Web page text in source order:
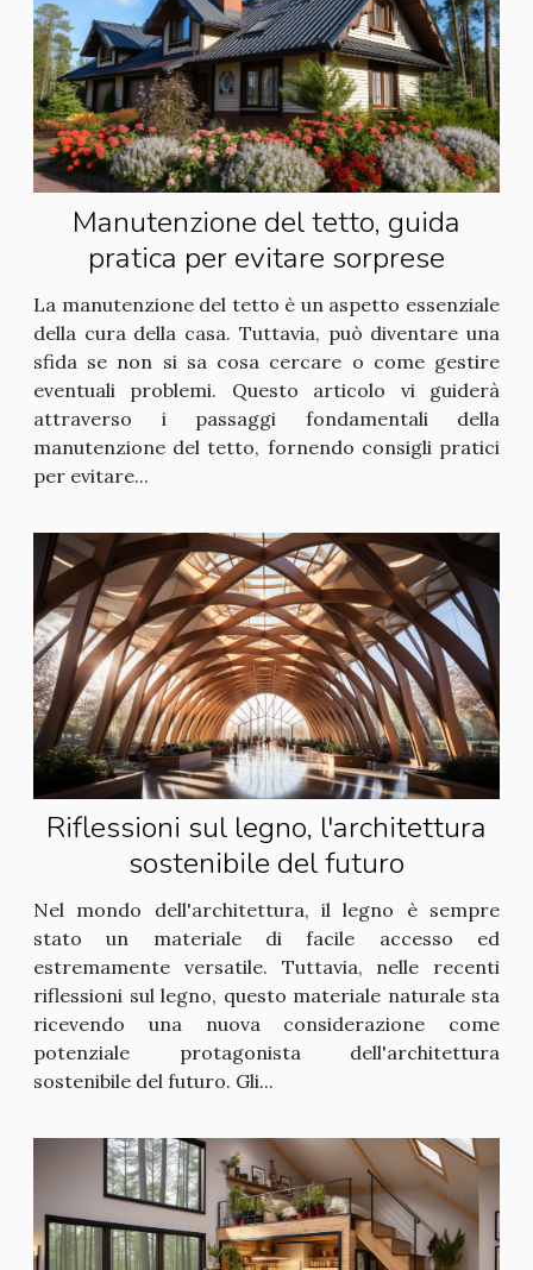
Manutenzione del tetto, guida
pratica per evitare sorprese
La manutenzione del tetto è un aspetto essenziale
della cura della casa. Tuttavia, può diventare una
sfida se non si sa cosa cercare o come gestire
eventuali problemi. Questo articolo vi guiderà
attraverso i passaggi fondamentali della
manutenzione del tetto, fornendo consigli pratici
per evitare...
Riflessioni sul legno, l'architettura
sostenibile del futuro
Nel mondo dell'architettura, il legno è sempre
stato un materiale di facile accesso ed
estremamente versatile. Tuttavia, nelle recenti
riflessioni sul legno, questo materiale naturale sta
ricevendo una nuova considerazione come
potenziale protagonista dell'architettura
sostenibile del futuro. Gli...